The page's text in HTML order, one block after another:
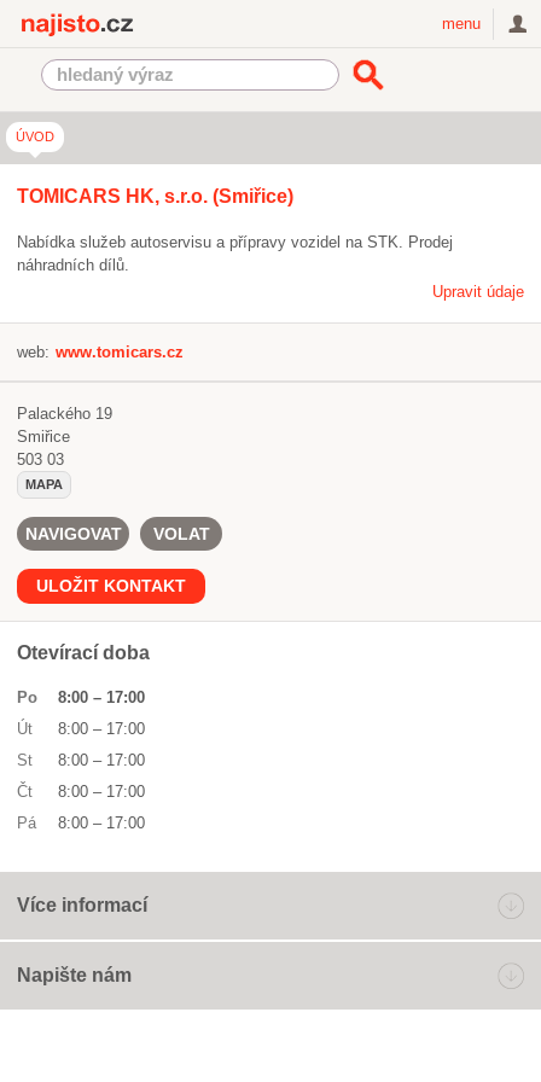
menu
ÚVOD
TOMICARS HK, s.r.o. (Smiřice)
Nabídka služeb autoservisu a přípravy vozidel na STK. Prodej
náhradních dílů.
Upravit údaje
web: www.tomicars.cz
Palackého 19
Smiřice
503 03
MAPA
NAVIGOVAT VOLAT
ULOŽIT KONTAKT
Otevírací doba
Po 8:00 – 17:00
Út
8:00 – 17:00
St
8:00 – 17:00
Čt
8:00 – 17:00
Pá
8:00 – 17:00
Více informací
Napište nám